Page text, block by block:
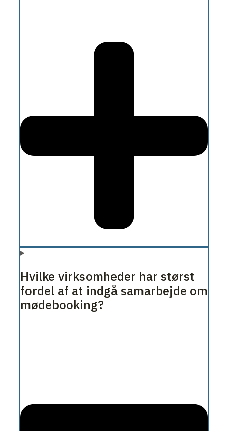
Hvilke virksomheder har størst
fordel af at indgå samarbejde om
mødebooking?